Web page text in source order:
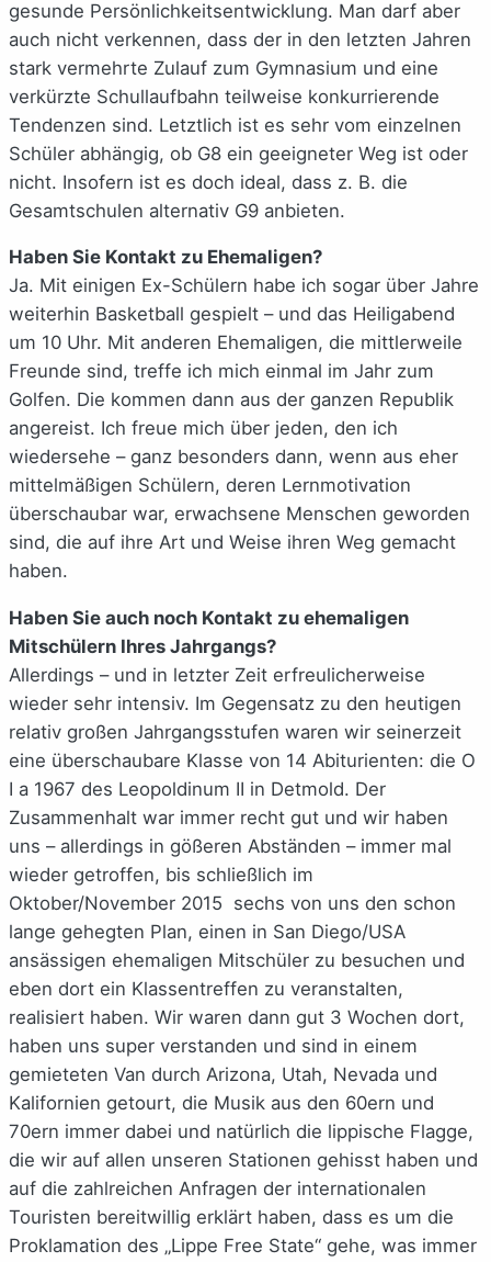
gesunde Persönlichkeitsentwicklung. Man darf aber
auch nicht verkennen, dass der in den letzten Jahren
stark vermehrte Zulauf zum Gymnasium und eine
verkürzte Schullaufbahn teilweise konkurrierende
Tendenzen sind. Letztlich ist es sehr vom einzelnen
Schüler abhängig, ob G8 ein geeigneter Weg ist oder
nicht. Insofern ist es doch ideal, dass z. B. die
Gesamtschulen alternativ G9 anbieten.
Haben Sie Kontakt zu Ehemaligen?
Ja. Mit einigen Ex-Schülern habe ich sogar über Jahre
weiterhin Basketball gespielt – und das Heiligabend
um 10 Uhr. Mit anderen Ehemaligen, die mittlerweile
Freunde sind, treffe ich mich einmal im Jahr zum
Golfen. Die kommen dann aus der ganzen Republik
angereist. Ich freue mich über jeden, den ich
wiedersehe – ganz besonders dann, wenn aus eher
mittelmäßigen Schülern, deren Lernmotivation
überschaubar war, erwachsene Menschen geworden
sind, die auf ihre Art und Weise ihren Weg gemacht
haben.
Haben Sie auch noch Kontakt zu ehemaligen
Mitschülern Ihres Jahrgangs?
Allerdings – und in letzter Zeit erfreulicherweise
wieder sehr intensiv. Im Gegensatz zu den heutigen
relativ großen Jahrgangsstufen waren wir seinerzeit
eine überschaubare Klasse von 14 Abiturienten: die O
I a 1967 des Leopoldinum II in Detmold. Der
Zusammenhalt war immer recht gut und wir haben
uns –allerdings in gößeren Abständen – immer mal
wieder getroffen, bis schließlich im
Oktober/November 2015 sechs von uns den schon
lange gehegten Plan, einen in San Diego/USA
ansässigen ehemaligen Mitschüler zu besuchen und
eben dort ein Klassentreffen zu veranstalten,
realisiert haben. Wir waren dann gut 3 Wochen dort,
haben uns super verstanden und sind in einem
gemieteten Van durch Arizona, Utah, Nevada und
Kalifornien getourt, die Musik aus den 60ern und
70ern immer dabei und natürlich die lippische Flagge,
die wir auf allen unseren Stationen gehisst haben und
auf die zahlreichen Anfragen der internationalen
Touristen bereitwillig erklärt haben, dass es um die
Proklamation des „Lippe Free State“ gehe, was immer